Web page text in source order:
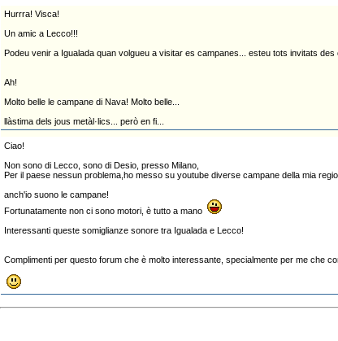
Hurrra! Visca!
Un amic a Lecco!!!
Podeu venir a Igualada quan volgueu a visitar es campanes... esteu tots invitats des
Ah!
Molto belle le campane di Nava! Molto belle...
llàstima dels jous metàl·lics... però en fi...
Ciao!
Non sono di Lecco, sono di Desio, presso Milano,
Per il paese nessun problema,ho messo su youtube diverse campane della mia
anch'io suono le campane!
Fortunatamente non ci sono motori, è tutto a mano
Interessanti queste somiglianze sonore tra Igualada e Lecco!
Complimenti per questo forum che è molto interessante, specialmente per me che